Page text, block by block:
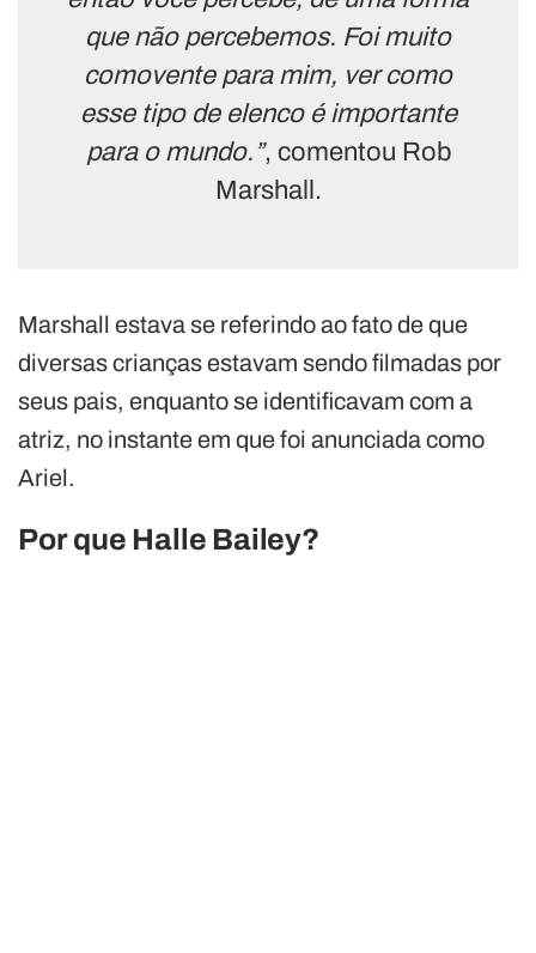
que não percebemos. Foi muito
comovente para mim, ver como
esse tipo de elenco é importante
para o mundo.”, comentou Rob
Marshall.
Marshall estava se referindo ao fato de que
diversas crianças estavam sendo filmadas por
seus pais, enquanto se identificavam com a
atriz, no instante em que foi anunciada como
Ariel.
Por que Halle Bailey?